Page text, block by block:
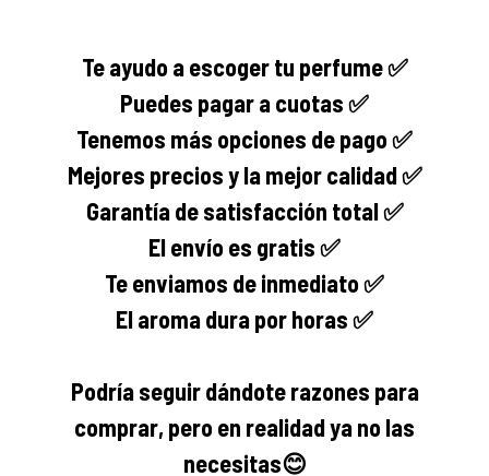
Te ayudo a escoger tu perfume ✅
Puedes pagar a cuotas ✅
Tenemos más opciones de pago ✅
Mejores precios y la mejor calidad ✅
Garantía de satisfacción total ✅
El envío es gratis ✅
Te enviamos de inmediato ✅
El aroma dura por horas ✅
Podría seguir dándote razones para
comprar, pero en realidad ya no las
necesitas😊